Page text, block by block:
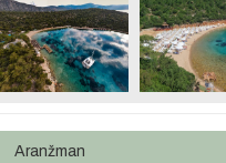
Aranžman